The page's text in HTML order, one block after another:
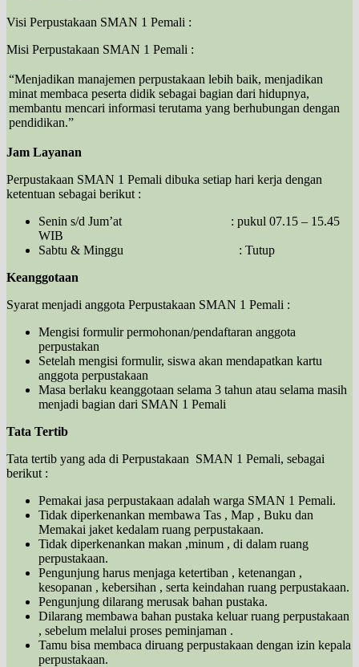
Visi Perpustakaan SMAN 1 Pemali :
Misi Perpustakaan SMAN 1 Pemali :
“Menjadikan manajemen perpustakaan lebih baik, menjadikan
minat membaca peserta didik sebagai bagian dari hidupnya,
membantu mencari informasi terutama yang berhubungan dengan
pendidikan.”
Jam Layanan
Perpustakaan SMAN 1 Pemali dibuka setiap hari kerja dengan
ketentuan sebagai berikut :
Senin s/d Jum’at : pukul 07.15 – 15.45
WIB
Sabtu & Minggu : Tutup
Keanggotaan
Syarat menjadi anggota Perpustakaan SMAN 1 Pemali :
Mengisi formulir permohonan/pendaftaran anggota
perpustakan
Setelah mengisi formulir, siswa akan mendapatkan kartu
anggota perpustakaan
Masa berlaku keanggotaan selama 3 tahun atau selama masih
menjadi bagian dari SMAN 1 Pemali
Tata Tertib
Tata tertib yang ada di Perpustakaan SMAN 1 Pemali, sebagai
berikut :
Pemakai jasa perpustakaan adalah warga SMAN 1 Pemali.
Tidak diperkenankan membawa Tas , Map , Buku dan
Memakai jaket kedalam ruang perpustakaan.
Tidak diperkenankan makan ,minum , di dalam ruang
perpustakaan.
Pengunjung harus menjaga ketertiban , ketenangan ,
kesopanan , kebersihan , serta keindahan ruang perpustakaan.
Pengunjung dilarang merusak bahan pustaka.
Dilarang membawa bahan pustaka keluar ruang perpustakaan
, sebelum melalui proses peminjaman .
Tamu bisa membaca diruang perpustakaan dengan izin kepala
perpustakaan.